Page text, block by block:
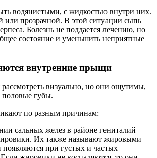
водянистыми, с жидкостью внутри них.
или прозрачной. В этой ситуации сыпь
Болезнь не поддается лечению, но
состояние и уменьшить неприятные
внутренние прыщи
визуально, но они ощутимы,
половые губы.
по разным причинам:
сальных желез в районе гениталий
Их также называют жировыми
появляются при густых и частых